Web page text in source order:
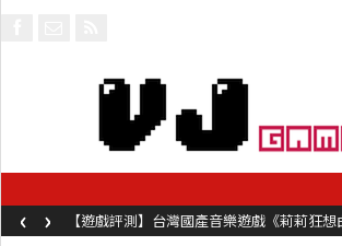
【遊戲評測】台灣國產音樂遊戲《莉莉狂
卻具有頗高挑戰性
‹ ›